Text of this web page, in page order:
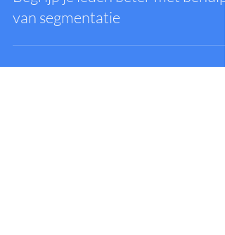
Karin
31 mei 2023
2 minuten om te lezen
Begrijp je leden beter met behulp
van segmentatie